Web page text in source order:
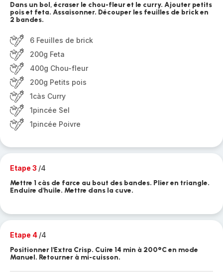
Dans un bol, écraser le chou-fleur et le curry. Ajouter petits
pois et feta. Assaisonner. Découper les feuilles de brick en
2 bandes.
6 Feuilles de brick
200g Feta
400g Chou-fleur
200g Petits pois
1càs Curry
1pincée Sel
1pincée Poivre
Etape 3 /4
Mettre 1 càs de farce au bout des bandes. Plier en triangle.
Enduire d'huile. Mettre dans la cuve.
Etape 4 /4
Positionner l'Extra Crisp. Cuire 14 min à 200°C en mode
Manuel. Retourner à mi-cuisson.